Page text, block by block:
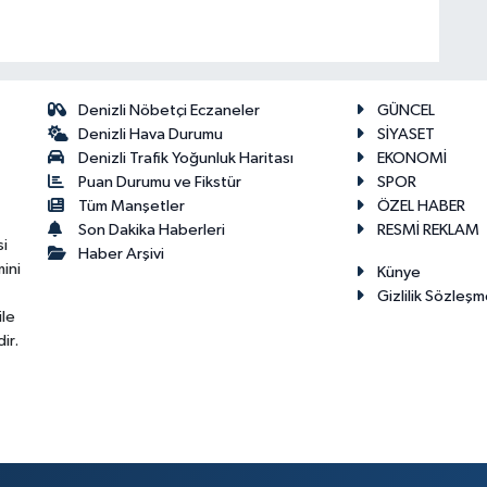
Denizli Nöbetçi Eczaneler
Denizli Hava Durumu
Denizli Trafik Yoğunluk Haritası
Puan Durumu ve Fikstür
Tüm Manşetler
Son Dakika Haberleri
Haber Arşivi
GÜNCEL
SİYASET
EKONOMİ
SPOR
ÖZEL HABER
RESMİ REKLAM
Künye
Gizlilik